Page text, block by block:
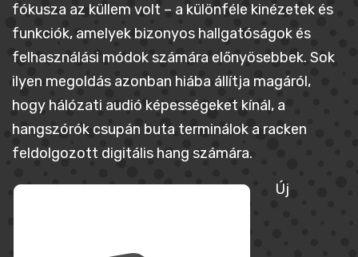
fókusza az küllem volt – a különféle kinézetek és
funkciók, amelyek bizonyos hallgatóságok és
felhasználási módok számára előnyösebbek. Sok
ilyen megoldás azonban hiába állítja magáról,
hogy hálózati audió képességeket kínál, a
hangszórók csupán buta terminálok a racken
feldolgozott digitális hang számára.
Új